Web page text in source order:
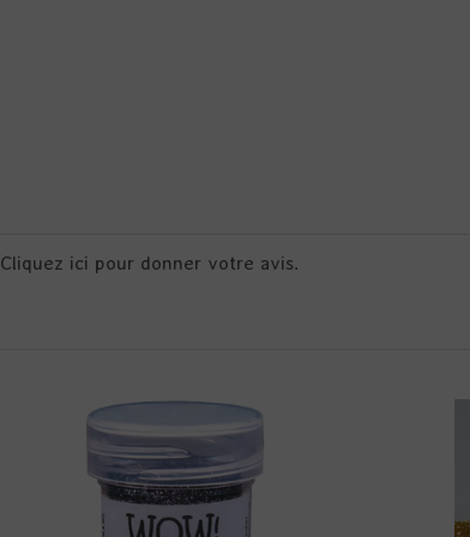
Cliquez ici pour donner votre avis.